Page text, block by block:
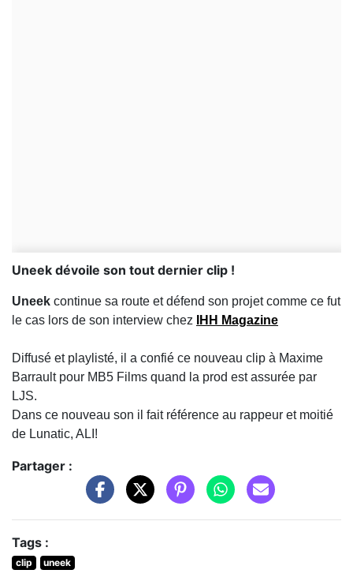
Uneek dévoile son tout dernier clip !
Uneek continue sa route et défend son projet comme ce fut
le cas lors de son interview chez
IHH Magazine
Diffusé et playlisté, il a confié ce nouveau clip à Maxime
Barrault pour MB5 Films quand la prod est assurée par
LJS.
Dans ce nouveau son il fait référence au rappeur et moitié
de Lunatic, ALI!
Partager :
Tags :
clip uneek